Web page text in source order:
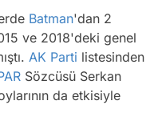
Batman'dan 2
ve 2018'deki genel
AK Parti listesinden
Sözcüsü Serkan
da etkisiyle